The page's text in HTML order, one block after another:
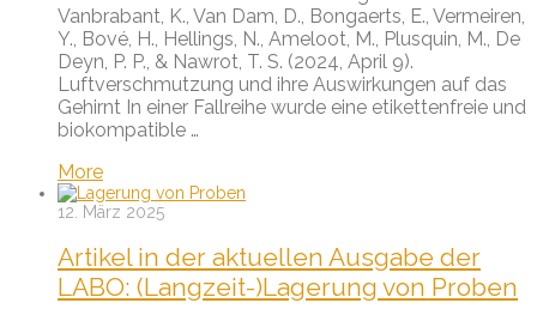
Vanbrabant, K., Van Dam, D., Bongaerts, E., Vermeiren,
Y., Bové, H., Hellings, N., Ameloot, M., Plusquin, M., De
Deyn, P. P., & Nawrot, T. S. (2024, April 9).
Luftverschmutzung und ihre Auswirkungen auf das
Gehirnt In einer Fallreihe wurde eine etikettenfreie und
biokompatible …
More
12. März 2025
Artikel in der aktuellen Ausgabe der
LABO: (Langzeit-)Lagerung von Proben